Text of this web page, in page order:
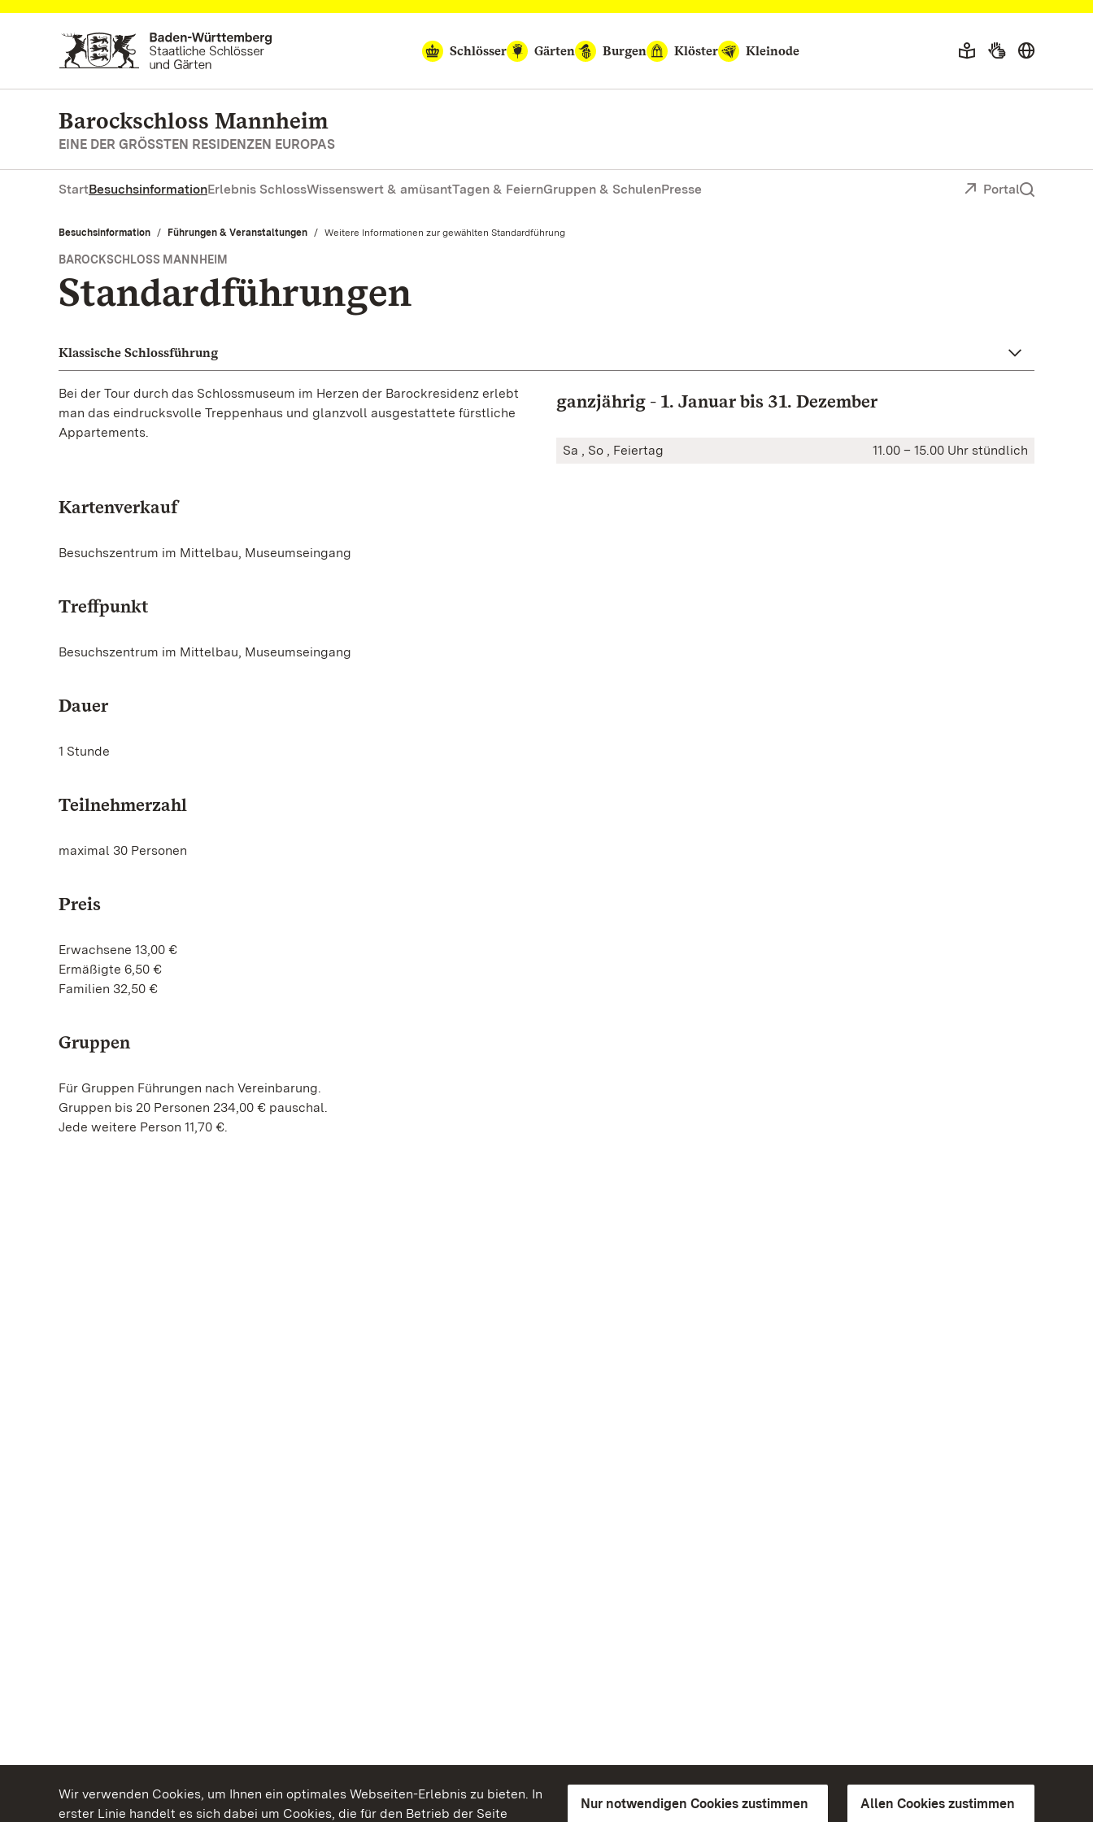
Wir verwenden Cookies, um Ihnen ein optimales Webseiten-Erlebnis zu bieten. In
erster Linie handelt es sich dabei um Cookies, die für den Betrieb der Seite
Nur notwendigen Cookies zustimmen Allen Cookies zustimmen
Zum Hauptinhalt springen
Schlösser
Gärten Burgen Klöster Kleinode
Barockschloss Mannheim
EINE DER GRÖSSTEN RESIDENZEN EUROPAS
StartBesuchsinformationErlebnis SchlossWissenswert & amüsantTagen & FeiernGruppen & SchulenPresse Portal
Besuchsinformation Führungen & Veranstaltungen Aktuell:
Weitere Informationen zur gewählten Standardführung
BAROCKSCHLOSS MANNHEIM
Standardführungen
Klassische Schlossführung
Bei der Tour durch das Schlossmuseum im Herzen der Barockresidenz erlebt
man das eindrucksvolle Treppenhaus und glanzvoll ausgestattete fürstliche
Appartements.
ganzjährig - 1. Januar bis 31. Dezember
Sa , So , Feiertag 11.00 – 15.00 Uhr stündlich
Kartenverkauf
Besuchszentrum im Mittelbau, Museumseingang
Treffpunkt
Besuchszentrum im Mittelbau, Museumseingang
Dauer
1 Stunde
Teilnehmerzahl
maximal 30 Personen
Preis
Erwachsene 13,00 €
Ermäßigte 6,50 €
Familien 32,50 €
Gruppen
Für Gruppen Führungen nach Vereinbarung.
Gruppen bis 20 Personen 234,00 € pauschal.
Jede weitere Person 11,70 €.